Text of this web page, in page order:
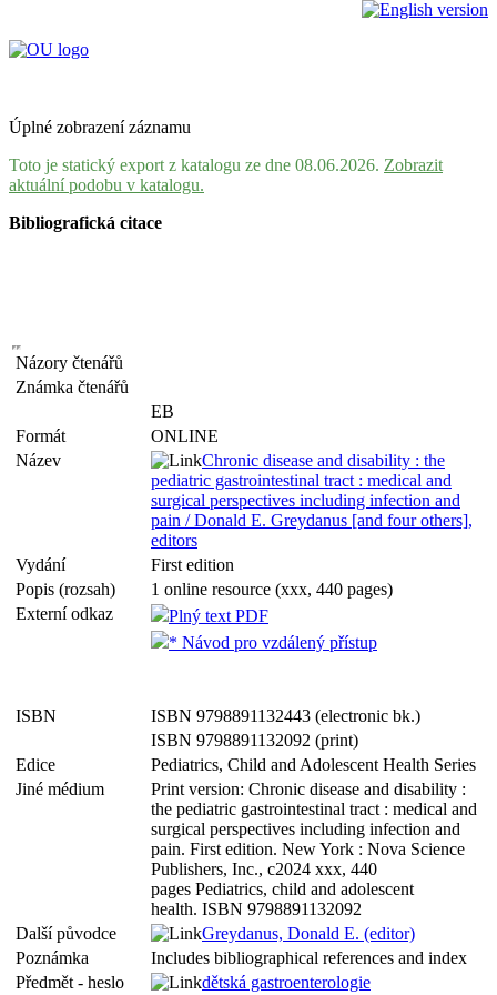
Úplné zobrazení záznamu
Toto je statický export z katalogu ze dne 08.06.2026. Zobrazit
aktuální podobu v katalogu.
Bibliografická citace
Názory čtenářů
Známka čtenářů
EB
Formát
ONLINE
Název
Chronic disease and disability : the
pediatric gastrointestinal tract : medical and
surgical perspectives including infection and
pain / Donald E. Greydanus [and four others],
editors
Vydání
First edition
Popis (rozsah)
1 online resource (xxx, 440 pages)
Externí odkaz
Plný text PDF
* Návod pro vzdálený přístup
ISBN
ISBN 9798891132443 (electronic bk.)
ISBN 9798891132092 (print)
Edice
Pediatrics, Child and Adolescent Health Series
Jiné médium
Print version: Chronic disease and disability :
the pediatric gastrointestinal tract : medical and
surgical perspectives including infection and
pain. First edition. New York : Nova Science
Publishers, Inc., c2024 xxx, 440
pages Pediatrics, child and adolescent
health. ISBN 9798891132092
Další původce
Greydanus, Donald E. (editor)
Poznámka
Includes bibliographical references and index
Předmět - heslo
dětská gastroenterologie